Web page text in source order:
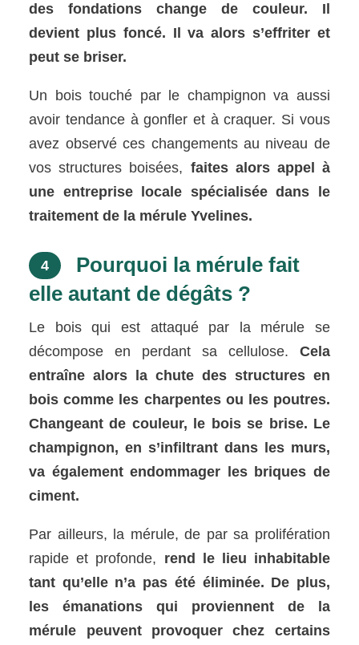
des fondations change de couleur. Il
devient plus foncé. Il va alors s’effriter et
peut se briser.
Un bois touché par le champignon va aussi
avoir tendance à gonfler et à craquer. Si vous
avez observé ces changements au niveau de
vos structures boisées, faites alors appel à
une entreprise locale spécialisée dans le
traitement de la mérule Yvelines.
4
Pourquoi la mérule fait
elle autant de dégâts ?
Le bois qui est attaqué par la mérule se
décompose en perdant sa cellulose. Cela
entraîne alors la chute des structures en
bois comme les charpentes ou les poutres.
Changeant de couleur, le bois se brise. Le
champignon, en s’infiltrant dans les murs,
va également endommager les briques de
ciment.
Par ailleurs, la mérule, de par sa prolifération
rapide et profonde, rend le lieu inhabitable
tant qu’elle n’a pas été éliminée. De plus,
les émanations qui proviennent de la
mérule peuvent provoquer chez certains